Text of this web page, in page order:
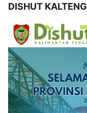
DISHUT KALTENG